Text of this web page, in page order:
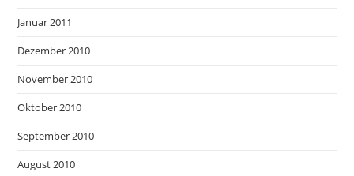
Januar 2011
Dezember 2010
November 2010
Oktober 2010
September 2010
August 2010